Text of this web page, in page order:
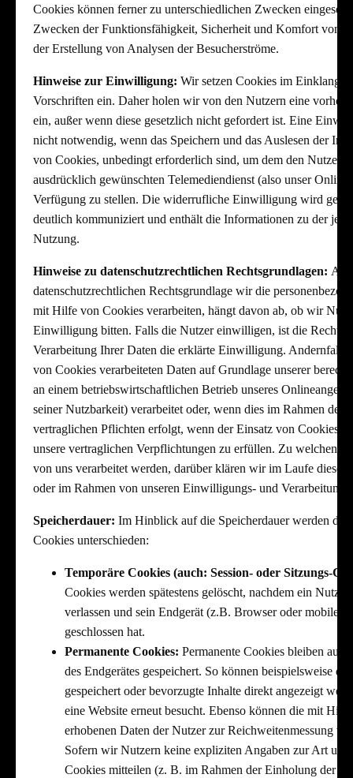
Cookies können ferner zu unterschiedlichen Zwecken
Zwecken der Funktionsfähigkeit, Sicherheit und Komfort von
der Erstellung von Analysen der Besucherströme.
Hinweise zur Einwilligung:Wir setzen Cookies im Einklang
Vorschriften ein. Daher holen wir von den Nutzern eine
ein, außer wenn diese gesetzlich nicht gefordert ist. Eine
nicht notwendig, wenn das Speichern und das Auslesen der
von Cookies, unbedingt erforderlich sind, um dem den Nutzern
ausdrücklich gewünschten Telemediendienst (also unser
Verfügung zu stellen. Die widerrufliche Einwilligung wird
deutlich kommuniziert und enthält die Informationen zu der
Nutzung.
Hinweise zu datenschutzrechtlichen Rechtsgrundlagen: Auf
datenschutzrechtlichen Rechtsgrundlage wir die
mit Hilfe von Cookies verarbeiten, hängt davon ab, ob wir
Einwilligung bitten. Falls die Nutzer einwilligen, ist die
Verarbeitung Ihrer Daten die erklärte Einwilligung. Andernfalls
von Cookies verarbeiteten Daten auf Grundlage unserer
an einem betriebswirtschaftlichen Betrieb unseres
seiner Nutzbarkeit) verarbeitet oder, wenn dies im Rahmen der
vertraglichen Pflichten erfolgt, wenn der Einsatz von Cookies
unsere vertraglichen Verpflichtungen zu erfüllen. Zu welchen
von uns verarbeitet werden, darüber klären wir im Laufe dieser
oder im Rahmen von unseren Einwilligungs- und
Speicherdauer:Im Hinblick auf die Speicherdauer werden die
Cookies unterschieden:
Temporäre Cookies (auch: Session- oder Sitzungs-
Cookies werden spätestens gelöscht, nachdem ein
verlassen und sein Endgerät (z.B. Browser oder mobile
geschlossen hat.
Permanente Cookies: Permanente Cookies bleiben
des Endgerätes gespeichert. So können beispielsweise
gespeichert oder bevorzugte Inhalte direkt angezeigt
eine Website erneut besucht. Ebenso können die mit
erhobenen Daten der Nutzer zur Reichweitenmessung
Sofern wir Nutzern keine expliziten Angaben zur Art und
Cookies mitteilen (z. B. im Rahmen der Einholung der